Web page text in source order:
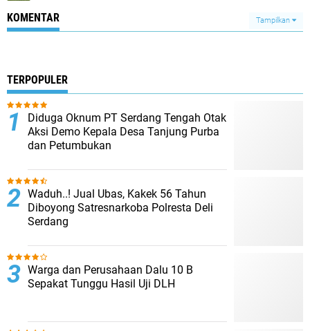
KOMENTAR Tampilkan
TERPOPULER
Diduga Oknum PT Serdang Tengah Otak
Aksi Demo Kepala Desa Tanjung Purba
dan Petumbukan
Waduh..! Jual Ubas, Kakek 56 Tahun
Diboyong Satresnarkoba Polresta Deli
Serdang
Warga dan Perusahaan Dalu 10 B
Sepakat Tunggu Hasil Uji DLH